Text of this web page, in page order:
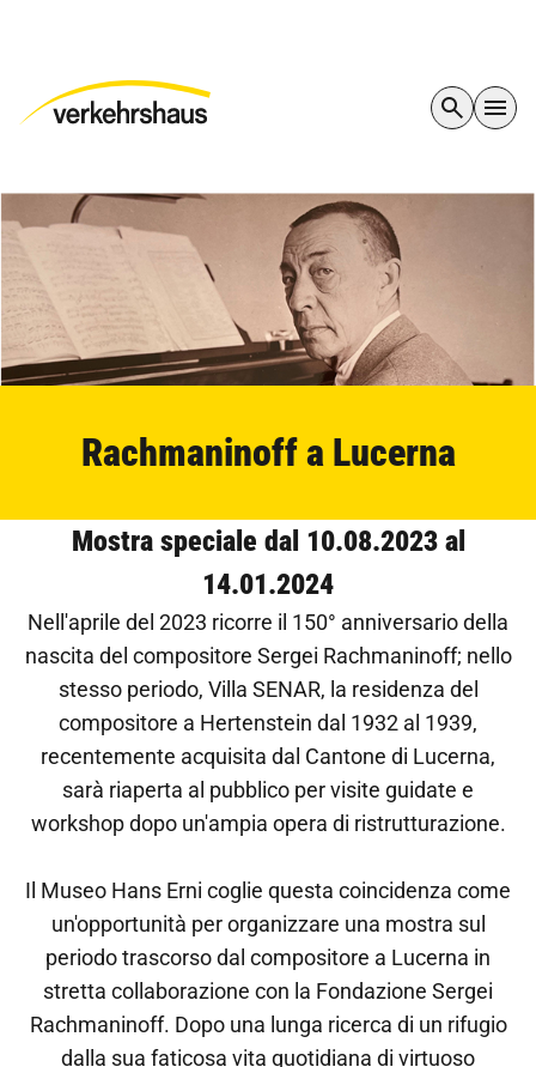
Rachmaninoff a Lucerna
Mostra speciale dal 10.08.2023 al
14.01.2024
Nell'aprile del 2023 ricorre il 150° anniversario della
nascita del compositore Sergei Rachmaninoff; nello
stesso periodo, Villa SENAR, la residenza del
compositore a Hertenstein dal 1932 al 1939,
recentemente acquisita dal Cantone di Lucerna,
sarà riaperta al pubblico per visite guidate e
workshop dopo un'ampia opera di ristrutturazione.
Il Museo Hans Erni coglie questa coincidenza come
un'opportunità per organizzare una mostra sul
periodo trascorso dal compositore a Lucerna in
stretta collaborazione con la Fondazione Sergei
Rachmaninoff. Dopo una lunga ricerca di un rifugio
dalla sua faticosa vita quotidiana di virtuoso